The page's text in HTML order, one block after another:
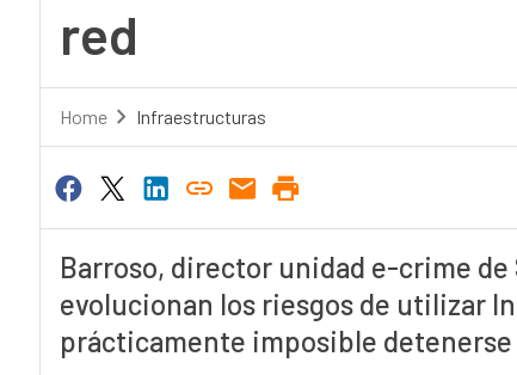
red
Home Infraestructuras
Barroso, director unidad e-crime de
evolucionan los riesgos de utilizar
prácticamente imposible